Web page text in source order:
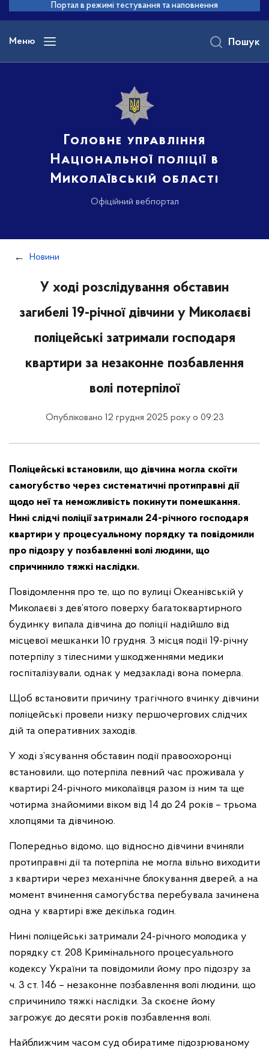
основного
вмісту
Портал в режимі тестування та наповнення
Меню
Головне управління
Національної поліції в
Миколаївській області
Офіційний вебпортал
Пошук
Новини
У ході розслідування обставин
загибелі 19-річної дівчини у Миколаєві
поліцейські затримали господаря
квартири за незаконне позбавлення
волі потерпілої
Опубліковано 12 грудня 2025 року о 09:23
Поліцейські встановили, що дівчина могла скоїти
самогубство через систематичні протиправні дії
щодо неї та неможливість покинути помешкання.
Нині слідчі поліції затримали 24-річного господаря
квартири у процесуальному порядку та повідомили
про підозру у позбавленні волі людини, що
спричинило тяжкі наслідки.
Повідомлення про те, що по вулиці Океанівській у
Миколаєві з дев’ятого поверху багатоквартирного
будинку випала дівчина до поліції надійшло від
місцевої мешканки 10 грудня. З місця події 19-річну
потерпілу з тілесними ушкодженнями медики
госпіталізували, однак у медзакладі вона померла.
Щоб встановити причину трагічного вчинку дівчини
поліцейські провели низку першочергових слідчих
дій та оперативних заходів.
У ході з’ясування обставин події правоохоронці
встановили, що потерпіла певний час проживала у
квартирі 24-річного миколаївця разом із ним та ще
чотирма знайомими віком від 14 до 24 років – трьома
хлопцями та дівчиною.
Попередньо відомо, що відносно дівчини вчиняли
протиправні дії та потерпіла не могла вільно виходити
з квартири через механічне блокування дверей, а на
момент вчинення самогубства перебувала зачинена
одна у квартирі вже декілька годин.
Нині поліцейські затримали 24-річного молодика у
порядку ст. 208 Кримінального процесуального
кодексу України та повідомили йому про підозру за
ч. 3 ст. 146 – незаконне позбавлення волі людини, що
спричинило тяжкі наслідки. За скоєне йому
загрожує до десяти років позбавлення волі.
Найближчим часом суд обиратиме підозрюваному